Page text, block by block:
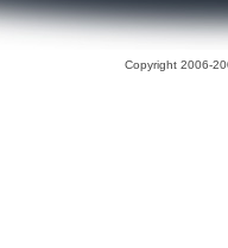
Copyright 2006-